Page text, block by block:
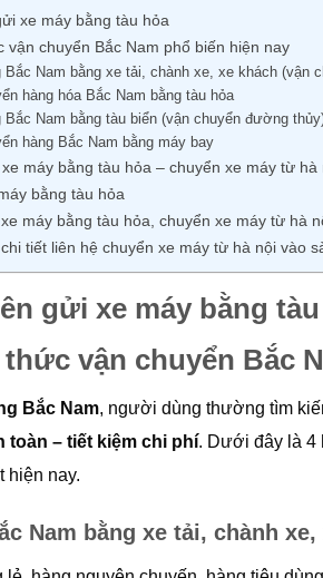
xe máy bằng tàu hỏa
vận chuyển Bắc Nam phổ biến hiện nay
Bắc Nam bằng xe tải, chành xe, xe khách (vận
hàng hóa Bắc Nam bằng tàu hỏa
Bắc Nam bằng tàu biển (vận chuyển đường
hàng Bắc Nam bằng máy bay
máy bằng tàu hỏa – chuyển xe máy từ hà
bằng tàu hỏa
máy bằng tàu hỏa, chuyển xe máy từ hà
tiết liên hệ chuyển xe máy từ hà nội vào
gửi xe máy bằng
vận chuyển Bắc
Bắc Nam, người dùng thường tìm
toàn – tiết kiệm chi phí. Dưới đây là 4
hiện nay.
Nam bằng xe tải, chành